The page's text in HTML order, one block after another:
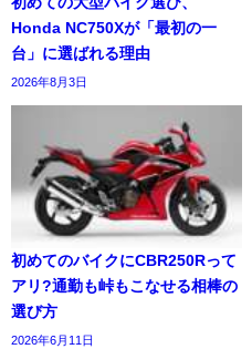
Honda NC750Xが「最初の一
台」に選ばれる理由
2026年8月3日
初めてのバイクにCBR250Rって
アリ?通勤も峠もこなせる相棒の
選び方
2026年6月11日